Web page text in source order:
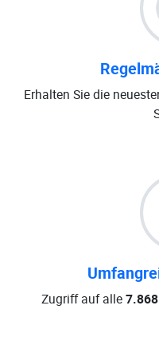
Erhalten Sie die
Zugriff auf alle7.868